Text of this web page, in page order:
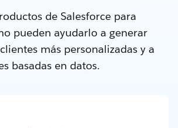
de Salesforce para
pueden ayudarlo a generar
más personalizadas y a
basadas en datos.